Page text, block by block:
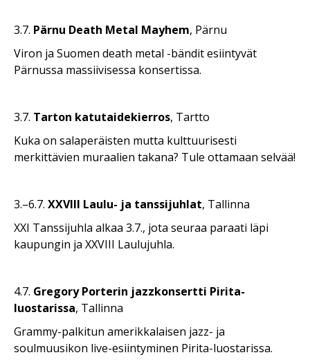
3.7. Pärnu Death Metal Mayhem, Pärnu
Viron ja Suomen death metal -bändit esiintyvät
Pärnussa massiivisessa konsertissa.
3.7. Tarton katutaidekierros, Tartto
Kuka on salaperäisten mutta kulttuurisesti
merkittävien muraalien takana? Tule ottamaan selvää!
3.–6.7. XXVIII Laulu- ja tanssijuhlat, Tallinna
XXI Tanssijuhla alkaa 3.7., jota seuraa paraati läpi
kaupungin ja XXVIII Laulujuhla.
4.7. Gregory Porterin jazzkonsertti Pirita-
luostarissa, Tallinna
Grammy-palkitun amerikkalaisen jazz- ja
soulmuusikon live-esiintyminen Pirita-luostarissa.